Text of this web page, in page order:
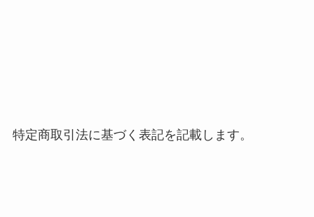
特定商取引法に基づく表記を記載します。